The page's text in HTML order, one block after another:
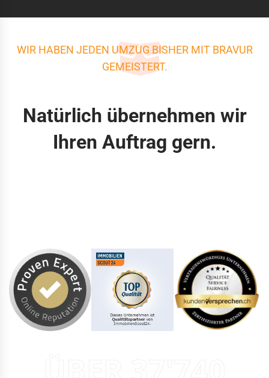
WIR HABEN JEDEN UMZUG BISHER MIT BRAVUR
GEMEISTERT.
Natürlich übernehmen wir
Ihren Auftrag gern.